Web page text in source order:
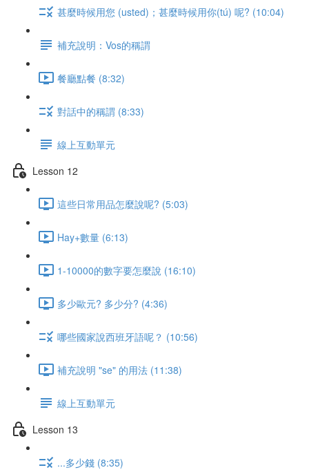
甚麼時候用您 (usted)；甚麼時候用你(tú) 呢? (10:04)
補充說明：Vos的稱謂
餐廳點餐 (8:32)
對話中的稱謂 (8:33)
線上互動單元
Lesson 12
這些日常用品怎麼說呢? (5:03)
Hay+數量 (6:13)
1-10000的數字要怎麼說 (16:10)
多少歐元? 多少分? (4:36)
哪些國家說西班牙語呢？ (10:56)
補充說明 "se" 的用法 (11:38)
線上互動單元
Lesson 13
...多少錢 (8:35)